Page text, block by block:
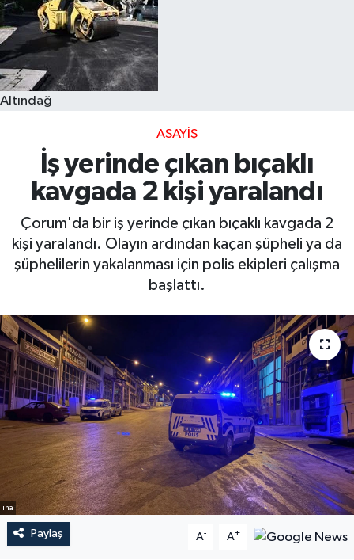
Altındağ
ASAYIŞ
İş yerinde çıkan bıçaklı
kavgada 2 kişi yaralandı
Çorum'da bir iş yerinde çıkan bıçaklı kavgada 2
kişi yaralandı. Olayın ardından kaçan şüpheli ya da
şüphelilerin yakalanması için polis ekipleri çalışma
başlattı.
iha
Paylaş A- A+